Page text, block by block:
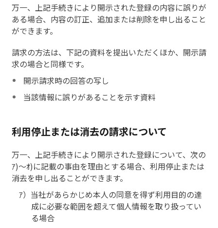
万一、上記手続きにより開示された登録の内容に誤りが
ある場合、内容の訂正、追加または削除を申し出ること
ができます。
請求の方法は、下記の資料を提出いただくほか、開示請
求の場合と同様です。
開示請求時の回答の写し
当該情報に誤りがあることを示す資料
利用停止または消去の請求について
万一、上記手続きにより開示された登録について、次の
ｱ)～ｵ)に記載の事由を理由とする場合、利用停止または
消去を申し出ることができます。
ｱ）当社があらかじめ本人の同意を得ず利用目的の達
成に必要な範囲を超えて個人情報を取り扱ってい
る場合